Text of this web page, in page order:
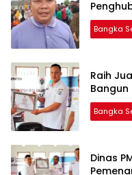
Bangka
Raih
Bangun
Bangka
Dinas